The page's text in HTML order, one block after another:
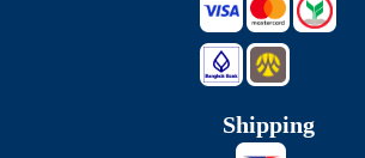
Shipping